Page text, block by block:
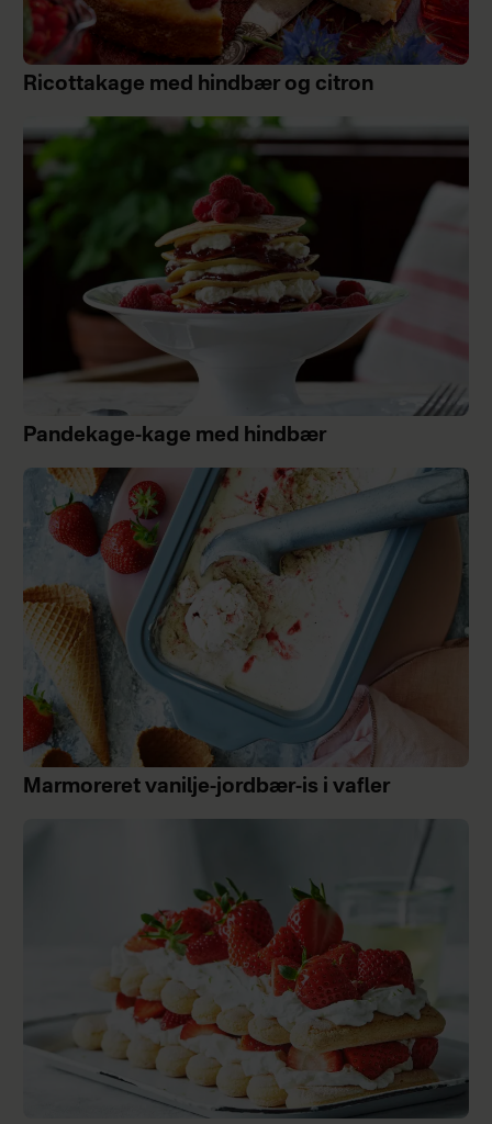
Ricottakage med hindbær og citron
Pandekage-kage med hindbær
Marmoreret vanilje-jordbær-is i vafler